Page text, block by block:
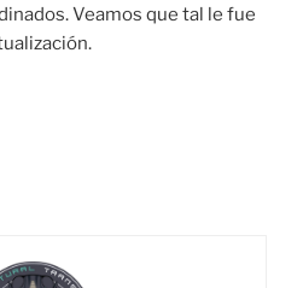
Veamos que tal le fue